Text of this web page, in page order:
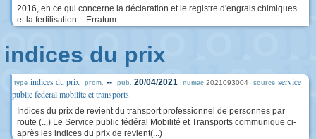
2016, en ce qui concerne la déclaration et le registre d'engrais chimiques
et la fertilisation. - Erratum
indices du prix
type indices du prix prom. -- pub. 20/04/2021 numac 2021093004 source service
public federal mobilite et transports
Indices du prix de revient du transport professionnel de personnes par
route (...) Le Service public fédéral Mobilité et Transports communique ci-
après les indices du prix de revient(...)